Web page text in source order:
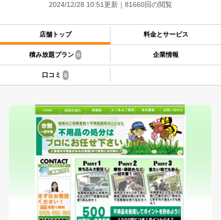
2024/12/28 10:51更新
81660回の閲覧
店舗トップ 料金とサービス
積み放題プラン 0 企業情報
口コミ 6